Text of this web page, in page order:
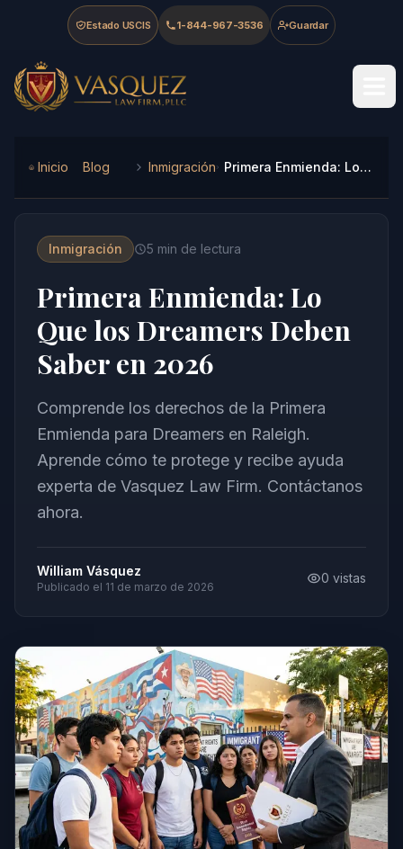
Skip to main content
Skip to navigation
Skip to footer
Estado USCIS 1-844-967-3536 Guardar
Vasquez Law Firm - Home
Inicio Blog Inmigración Primera Enmienda: Lo Que los Dreamers Deben Saber en 2026
Inmigración 5 min de lectura
Primera Enmienda: Lo
Que los Dreamers Deben
Saber en 2026
Comprende los derechos de la Primera
Enmienda para Dreamers en Raleigh.
Aprende cómo te protege y recibe ayuda
experta de Vasquez Law Firm. Contáctanos
ahora.
William Vásquez
Publicado el 11 de marzo de 2026
0 vistas